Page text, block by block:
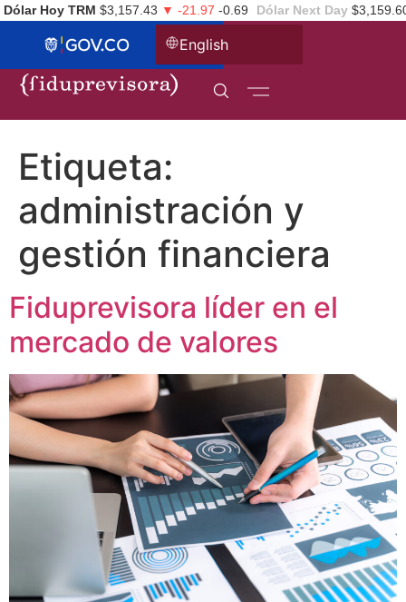
Dólar Hoy TRM $3,157.43 ▼ -21.97 -0.69 Dólar Next Day
English
Etiqueta:
administración y
gestión financiera
Fiduprevisora líder en el
mercado de valores